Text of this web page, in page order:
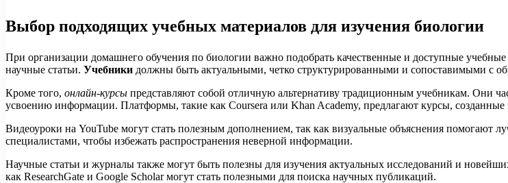
Выбор подходящих учебных материалов для изучения биологии
При организации домашнего обучения по биологии важно подобрать качественные и доступные
научные статьи. Учебники должны быть актуальными, четко структурированными и сопоставимыми с
Кроме того, онлайн-курсы представляют собой отличную альтернативу традиционным учебникам. Они
усвоению информации. Платформы, такие как Coursera или Khan Academy, предлагают курсы, созданные
Видеоуроки на YouTube могут стать полезным дополнением, так как визуальные объяснения
специалистами, чтобы избежать распространения неверной информации.
Научные статьи и журналы также могут быть полезны для изучения актуальных исследований и
как ResearchGate и Google Scholar могут стать полезными для поиска научных публикаций.